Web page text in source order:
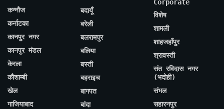
कन्नौज
कर्नाटका
कानपुर नगर
कानपुर मंडल
केरला
कौशाम्बी
खेल
गाजियाबाद
बदायूँ
बरेली
बलरामपुर
बलिया
बस्ती
बहराइच
बागपत
बांदा
Corporate
विशेष
शामली
शाहजहाँपुर
श्रावस्ती
संत रविदास नगर
(भदोही)
संभल
सहारनपुर